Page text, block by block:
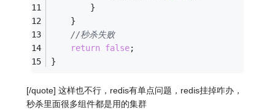
		}
	}
//秒杀失败
return false;
}
[/quote] 这样也不行，redis有单点问题，redis挂掉咋办，
秒杀里面很多组件都是用的集群